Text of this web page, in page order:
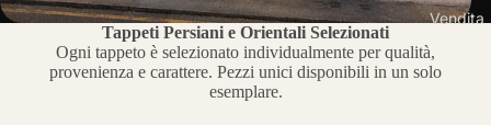
Vendita
Tappeti Persiani e Orientali Selezionati
Ogni tappeto è selezionato individualmente per qualità,
provenienza e carattere. Pezzi unici disponibili in un solo
esemplare.